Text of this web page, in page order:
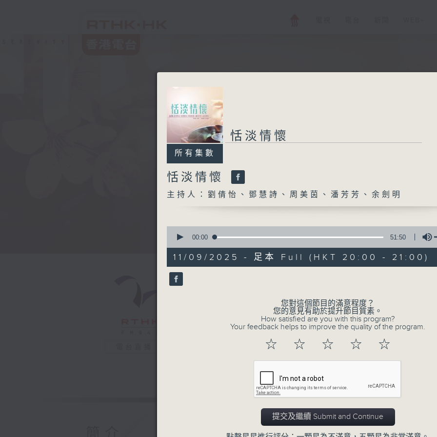
所有集數
恬淡情懷
所有集數
恬淡情懷
恬淡情懷
主持人：劉倩怡、鄧慧詩、周美茵、潘芳芳、余劍明
seconds
51
minutes,
50
seconds
90%
00:00 51:50
11/09/2025 - 足本 Full (HKT 20:00 - 21:00)
您對這個節目的滿意程度？
您的意見有助於提升節目質素。
How satisfied are you with this program?
Your feedback helps to improve the quality of the program.
☆ ☆ ☆ ☆ ☆
提交及繼續 Submit and Continue